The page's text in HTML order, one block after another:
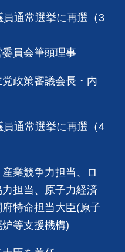
通常選挙に再選（3
員会筆頭理事
政策審議会長・内
通常選挙に再選（4
業競争力担当、ロ
担当、原子力経済
特命担当大臣(原子
等支援機構)